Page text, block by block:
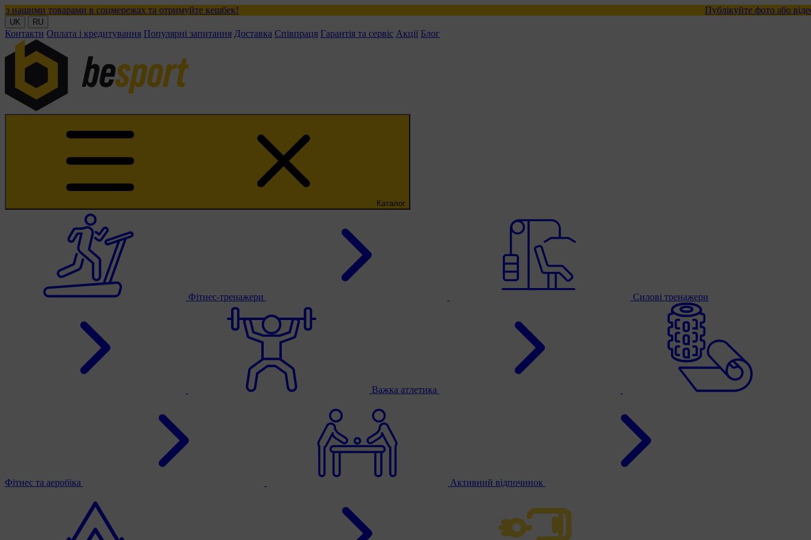
в соцмережах та отримуйте кешбек! Публікуйте фото або відео з нашими
UK RU
Контакти Оплата і кредитування Популярні запитання Доставка Співпраця Гарантія та сервіс Акції Блог
Каталог
Фітнес-тренажери Силові тренажери
Важка атлетика
Фітнес та аеробіка Активний відпочинок